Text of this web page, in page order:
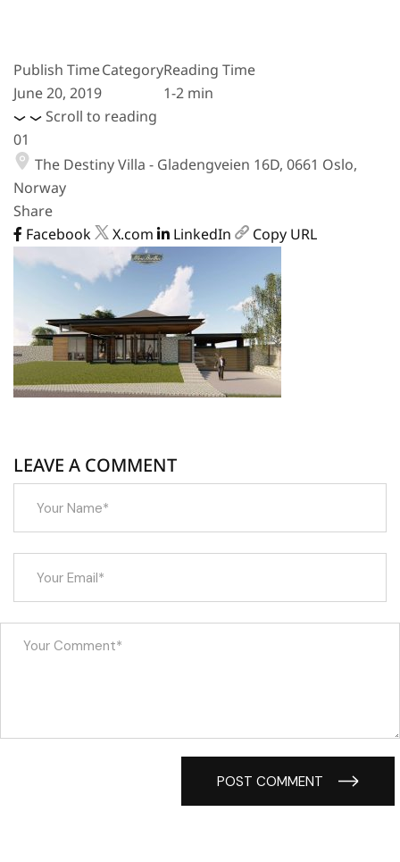
Publish Time
June 20, 2019
CategoryReading Time
1-2 min
Scroll to reading
01
The Destiny Villa - Gladengveien 16D, 0661 Oslo,
Norway
Share
Facebook
X.com LinkedIn Copy URL
LEAVE A COMMENT
POST COMMENT